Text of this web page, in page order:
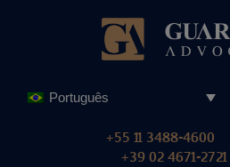
Português
+55 11 3488-4600
+39 02 4671-